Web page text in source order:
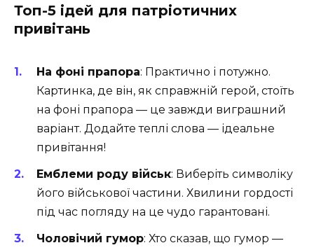
Топ-5 ідей для патріотичних
привітань
На фоні прапора: Практично і потужно.
Картинка, де він, як справжній герой, стоїть
на фоні прапора — це завжди виграшний
варіант. Додайте теплі слова — ідеальне
привітання!
Емблеми роду військ: Виберіть символіку
його військової частини. Хвилини гордості
під час погляду на це чудо гарантовані.
Чоловічий гумор: Хто сказав, що гумор —